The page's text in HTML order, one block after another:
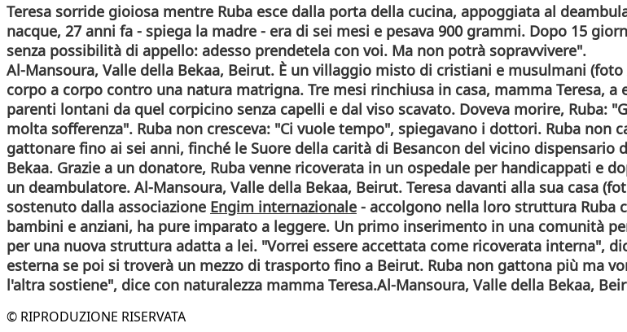
Teresa sorride gioiosa mentre Ruba esce dalla porta della cucina, appoggiata al
nacque, 27 anni fa - spiega la madre - era di sei mesi e pesava 900 grammi. Dopo 15
senza possibilità di appello: adesso prendetela con voi. Ma non potrà sopravvivere".
Al-Mansoura, Valle della Bekaa, Beirut. È un villaggio misto di cristiani e musulmani
corpo a corpo contro una natura matrigna. Tre mesi rinchiusa in casa, mamma
parenti lontani da quel corpicino senza capelli e dal viso scavato. Doveva morire, Ruba:
molta sofferenza". Ruba non cresceva: "Ci vuole tempo", spiegavano i dottori. Ruba
gattonare fino ai sei anni, finché le Suore della carità di Besancon del vicino
Bekaa. Grazie a un donatore, Ruba venne ricoverata in un ospedale per handicappati e
un deambulatore. Al-Mansoura, Valle della Bekaa, Beirut. Teresa davanti alla sua casa
sostenuto dalla associazione Engim internazionale - accolgono nella loro struttura Ruba
bambini e anziani, ha pure imparato a leggere. Un primo inserimento in una comunità
per una nuova struttura adatta a lei. "Vorrei essere accettata come ricoverata interna",
esterna se poi si troverà un mezzo di trasporto fino a Beirut. Ruba non gattona più ma
l'altra sostiene", dice con naturalezza mamma Teresa.Al-Mansoura, Valle della Bekaa,
© RIPRODUZIONE RISERVATA